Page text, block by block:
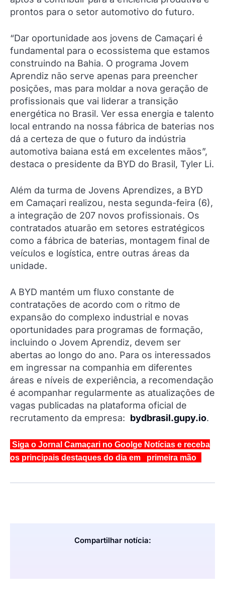
prontos para o setor automotivo do futuro.
“Dar oportunidade aos jovens de Camaçari é
fundamental para o ecossistema que estamos
construindo na Bahia. O programa Jovem
Aprendiz não serve apenas para preencher
posições, mas para moldar a nova geração de
profissionais que vai liderar a transição
energética no Brasil. Ver essa energia e talento
local entrando na nossa fábrica de baterias nos
dá a certeza de que o futuro da indústria
automotiva baiana está em excelentes mãos”,
destaca o presidente da BYD do Brasil, Tyler Li.
Além da turma de Jovens Aprendizes, a BYD
em Camaçari realizou, nesta segunda-feira (6),
a integração de 207 novos profissionais. Os
contratados atuarão em setores estratégicos
como a fábrica de baterias, montagem final de
veículos e logística, entre outras áreas da
unidade.
A BYD mantém um fluxo constante de
contratações de acordo com o ritmo de
expansão do complexo industrial e novas
oportunidades para programas de formação,
incluindo o Jovem Aprendiz, devem ser
abertas ao longo do ano. Para os interessados
em ingressar na companhia em diferentes
áreas e níveis de experiência, a recomendação
é acompanhar regularmente as atualizações de
vagas publicadas na plataforma oficial de
recrutamento da empresa: bydbrasil.gupy.io.
Siga o Jornal Camaçari no Goolge Notícias e receba
os principais destaques do dia em primeira mão
Compartilhar notícia: